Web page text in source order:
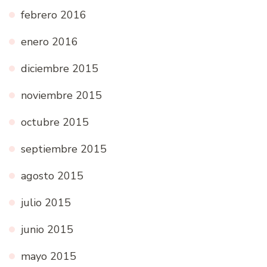
febrero 2016
enero 2016
diciembre 2015
noviembre 2015
octubre 2015
septiembre 2015
agosto 2015
julio 2015
junio 2015
mayo 2015